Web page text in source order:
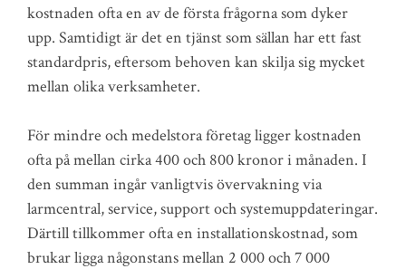
kostnaden ofta en av de första frågorna som dyker
upp. Samtidigt är det en tjänst som sällan har ett fast
standardpris, eftersom behoven kan skilja sig mycket
mellan olika verksamheter.
För mindre och medelstora företag ligger kostnaden
ofta på mellan cirka 400 och 800 kronor i månaden. I
den summan ingår vanligtvis övervakning via
larmcentral, service, support och systemuppdateringar.
Därtill tillkommer ofta en installationskostnad, som
brukar ligga någonstans mellan 2 000 och 7 000